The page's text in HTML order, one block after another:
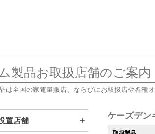
製品お取扱店舗のご案内
は全国の家電量販店、ならびにお取扱店や各種
ケーズデン
置店舗